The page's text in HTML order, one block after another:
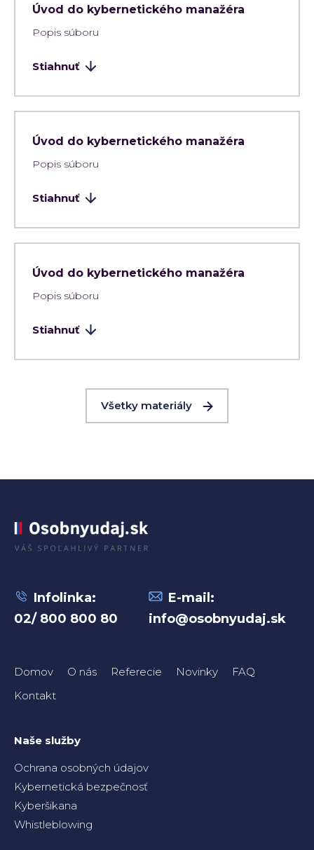
Úvod do kybernetického manažéra
Popis súboru
Stiahnuť
Úvod do kybernetického manažéra
Popis súboru
Stiahnuť
Úvod do kybernetického manažéra
Popis súboru
Stiahnuť
Všetky materiály
Infolinka:
02/ 800 800 80
E-mail:
info@osobnyudaj.sk
Domov O nás Referecie Novinky
FAQ
Kontakt
Naše služby
Ochrana osobných údajov
Kybernetická bezpečnosť
Kyberšikana
Whistleblowing